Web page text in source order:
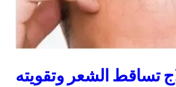
تساقط الشعر وتقويته